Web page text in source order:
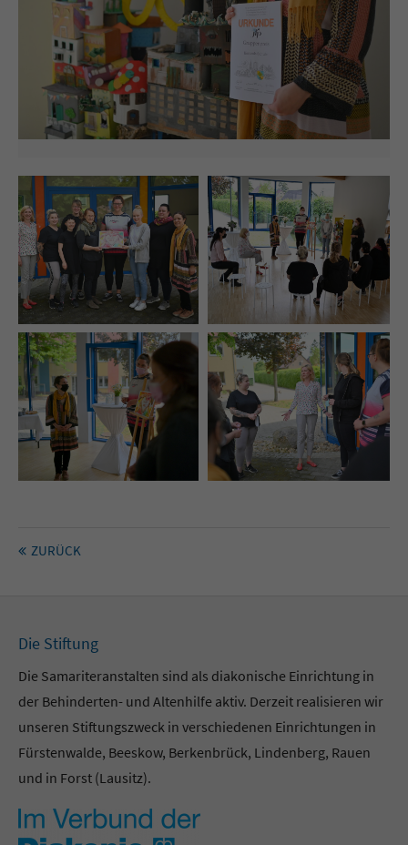
ZURÜCK
Die Stiftung
Die Samariteranstalten sind als diakonische Einrichtung in
der Behinderten- und Altenhilfe aktiv. Derzeit realisieren wir
unseren Stiftungszweck in verschiedenen Einrichtungen in
Fürstenwalde, Beeskow, Berkenbrück, Lindenberg, Rauen
und in Forst (Lausitz).